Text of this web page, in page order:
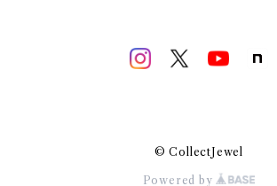
© CollectJewel
Powered by